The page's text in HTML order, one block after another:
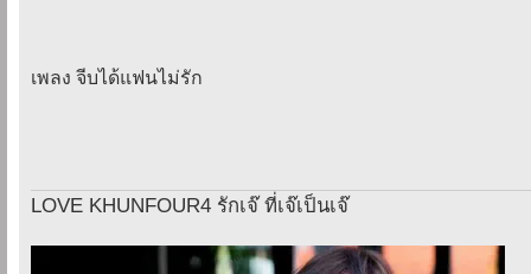
เพลง จีบได้แฟนไม่รัก
LOVE KHUNFOUR4 รักเจ๊ ที่เจ๊เป็นเจ๊